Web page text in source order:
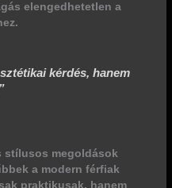
elengedhetetlen a
kérdés, hanem
stílusos megoldások
a modern férfiak
praktikusak, hanem